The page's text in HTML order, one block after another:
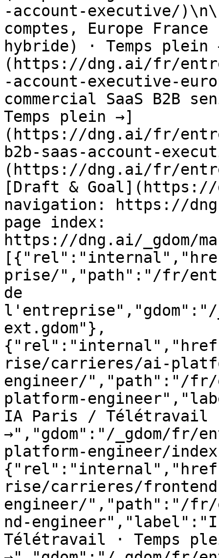
-account-executive/
comptes, Europe
hybride) · Temps plein
(https://dng.ai/fr/
-account-executive-
commercial SaaS B2B
Temps plein →]
(https://dng.ai/fr/
b2b-saas-account-
(https://dng.ai/fr/
[Draft &
navigation: https://
page index:
https://dng.ai/_gdom/
prise/","path":"/fr/
de
ext.gdom"},
rise/carrieres/ai-
engineer/","path":"/
platform-
IA Paris / Télétravail
→","gdom":"/_gdom/fr/
platform-engineer/
rise/carrieres/
engineer/","path":"/
nd-
Télétravail · Temps